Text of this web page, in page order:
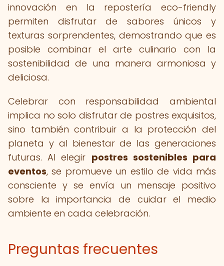
innovación en la repostería eco-friendly
permiten disfrutar de sabores únicos y
texturas sorprendentes, demostrando que es
posible combinar el arte culinario con la
sostenibilidad de una manera armoniosa y
deliciosa.
Celebrar con responsabilidad ambiental
implica no solo disfrutar de postres exquisitos,
sino también contribuir a la protección del
planeta y al bienestar de las generaciones
futuras. Al elegir postres sostenibles para
eventos, se promueve un estilo de vida más
consciente y se envía un mensaje positivo
sobre la importancia de cuidar el medio
ambiente en cada celebración.
Preguntas frecuentes